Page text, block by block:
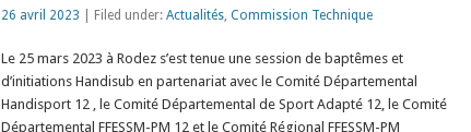
26 avril 2023 | Filed under:Actualités,Commission Technique
Le 25 mars 2023 à Rodez s’est tenue une session de baptêmes et
d’initiations Handisub en partenariat avec le Comité Départemental
Handisport 12 , le Comité Départemental de Sport Adapté 12, le Comité
Départemental FFESSM-PM 12 et le Comité Régional FFESSM-PM